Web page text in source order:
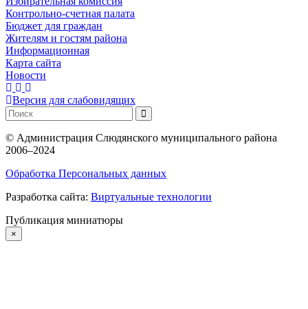
Контрольно-счетная палата
Бюджет для граждан
Жителям и гостям района
Информационная
Карта сайта
Новости
Версия для слабовидящих
© Администрация Слюдянского муниципального района
2006–2024
Обработка Персональных данных
Разработка сайта: Виртуальные технологии
Публикация миниатюры
×